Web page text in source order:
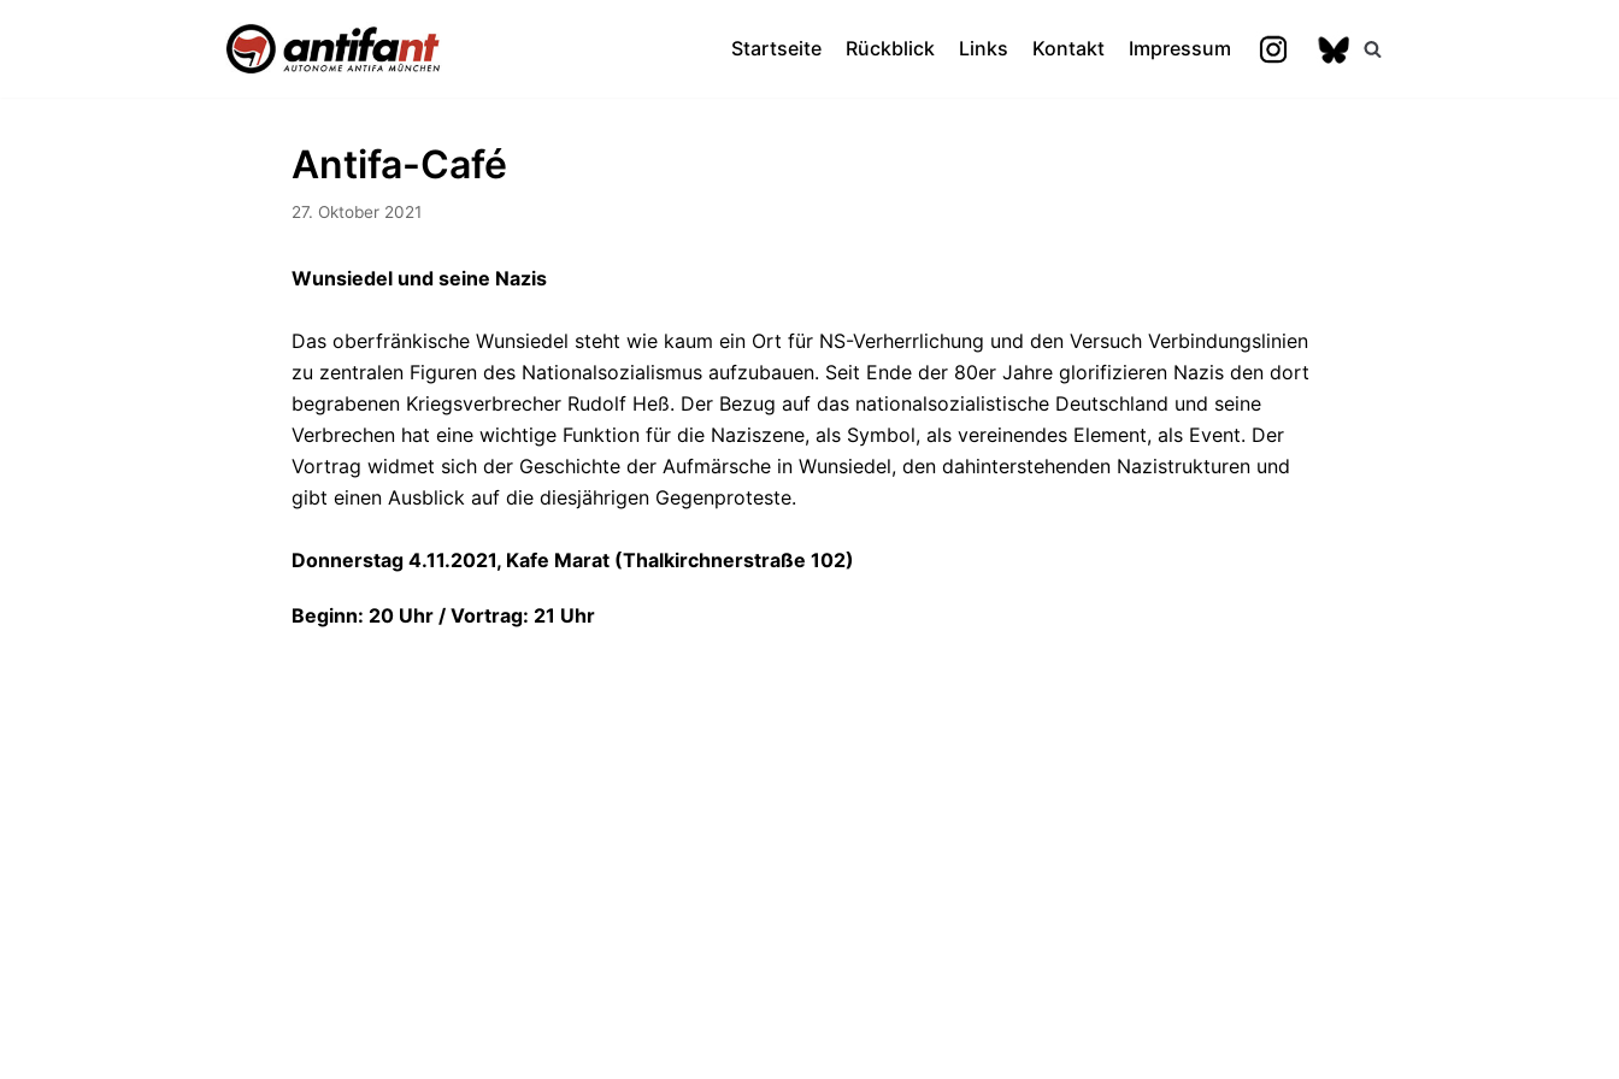
Startseite Rückblick Links Kontakt Impressum
Antifa-Café
27. Oktober 2021
Wunsiedel und seine Nazis
Das oberfränkische Wunsiedel steht wie kaum ein Ort für NS-Verherrlichung und den Versuch Verbindungslinien
zu zentralen Figuren des Nationalsozialismus aufzubauen. Seit Ende der 80er Jahre glorifizieren Nazis den dort
begrabenen Kriegsverbrecher Rudolf Heß. Der Bezug auf das nationalsozialistische Deutschland und seine
Verbrechen hat eine wichtige Funktion für die Naziszene, als Symbol, als vereinendes Element, als Event. Der
Vortrag widmet sich der Geschichte der Aufmärsche in Wunsiedel, den dahinterstehenden Nazistrukturen und
gibt einen Ausblick auf die diesjährigen Gegenproteste.
Donnerstag 4.11.2021, Kafe Marat (Thalkirchnerstraße 102)
Beginn: 20 Uhr / Vortrag: 21 Uhr